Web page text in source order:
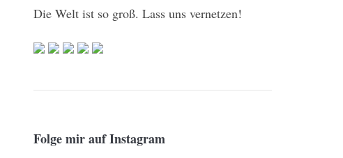
Die Welt ist so groß. Lass uns vernetzen!
Folge mir auf Instagram